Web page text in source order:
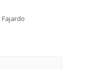
Fajardo